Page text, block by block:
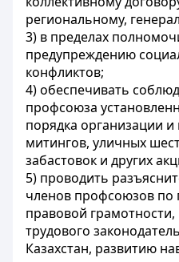
региональному,
3) в пределах
предупреждению
конфликтов;
4) обеспечивать
профсоюза
порядка организации
митингов, уличных
забастовок и других
5) проводить
членов профсоюзов
правовой
трудового
Казахстан, развитию